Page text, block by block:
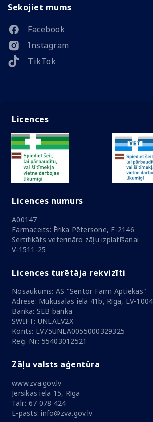
Sekojiet mums
Facebook
Instagram
TikTok
Licences
Licences numurs
A00147
Farmaceits: Ērika Pētersone, F-2146
Sertifikāts veterināro zāļu izplatīšanai
V-1511-25
Licences turētāja rekvizīti
Nosaukums: AS "Sentor Farm Aptiekas"
Adrese: Mūkusalas iela 41b, Rīga, LV-1004
Banka: SEB banka
SWIFT: UNLALV2X
Konts: LV75UNLA0055000329325
Reģ. Nr.: 55403012521
Zāļu valsts aģentūra
www.zva.gov.lv
Jersikas iela 15, Rīga
Tālr.: 67 078 424
E-pasts: info@zva.gov.lv